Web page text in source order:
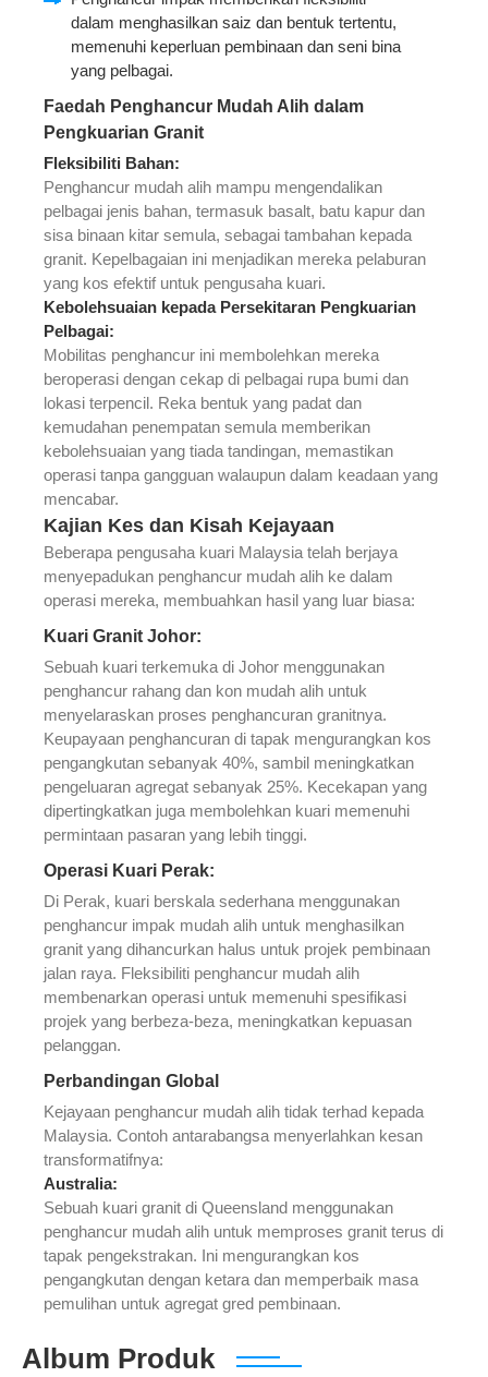
dalam menghasilkan saiz dan bentuk tertentu,
memenuhi keperluan pembinaan dan seni bina
yang pelbagai.
Faedah Penghancur Mudah Alih dalam
Pengkuarian Granit
Fleksibiliti Bahan:
Penghancur mudah alih mampu mengendalikan
pelbagai jenis bahan, termasuk basalt, batu kapur dan
sisa binaan kitar semula, sebagai tambahan kepada
granit. Kepelbagaian ini menjadikan mereka pelaburan
yang kos efektif untuk pengusaha kuari.
Kebolehsuaian kepada Persekitaran Pengkuarian
Pelbagai:
Mobilitas penghancur ini membolehkan mereka
beroperasi dengan cekap di pelbagai rupa bumi dan
lokasi terpencil. Reka bentuk yang padat dan
kemudahan penempatan semula memberikan
kebolehsuaian yang tiada tandingan, memastikan
operasi tanpa gangguan walaupun dalam keadaan yang
mencabar.
Kajian Kes dan Kisah Kejayaan
Beberapa pengusaha kuari Malaysia telah berjaya
menyepadukan penghancur mudah alih ke dalam
operasi mereka, membuahkan hasil yang luar biasa:
Kuari Granit Johor:
Sebuah kuari terkemuka di Johor menggunakan
penghancur rahang dan kon mudah alih untuk
menyelaraskan proses penghancuran granitnya.
Keupayaan penghancuran di tapak mengurangkan kos
pengangkutan sebanyak 40%, sambil meningkatkan
pengeluaran agregat sebanyak 25%. Kecekapan yang
dipertingkatkan juga membolehkan kuari memenuhi
permintaan pasaran yang lebih tinggi.
Operasi Kuari Perak:
Di Perak, kuari berskala sederhana menggunakan
penghancur impak mudah alih untuk menghasilkan
granit yang dihancurkan halus untuk projek pembinaan
jalan raya. Fleksibiliti penghancur mudah alih
membenarkan operasi untuk memenuhi spesifikasi
projek yang berbeza-beza, meningkatkan kepuasan
pelanggan.
Perbandingan Global
Kejayaan penghancur mudah alih tidak terhad kepada
Malaysia. Contoh antarabangsa menyerlahkan kesan
transformatifnya:
Australia:
Sebuah kuari granit di Queensland menggunakan
penghancur mudah alih untuk memproses granit terus di
tapak pengekstrakan. Ini mengurangkan kos
pengangkutan dengan ketara dan memperbaik masa
pemulihan untuk agregat gred pembinaan.
Album Produk